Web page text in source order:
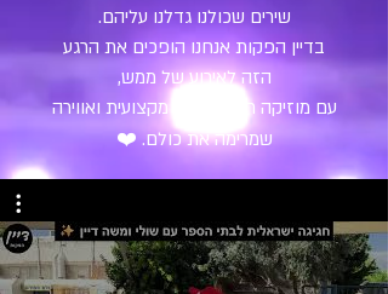
שירים שכולנו גדלנו עליהם.
בדיין הפקות אנחנו הופכים את הרגע
הזה לאירוע של ממש,
עם מוזיקה חיה, הובלה מקצועית ואווירה
שמרימה את כולם. ❤️